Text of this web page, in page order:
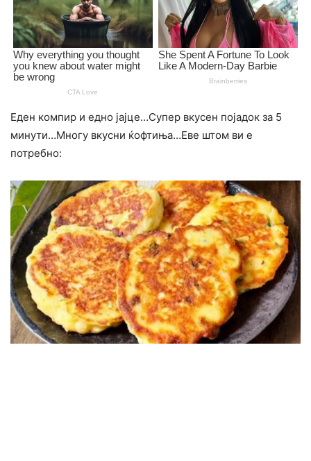
Еден компир и едно јајце…Супер вкусен појадок за 5
минути…Многу вкусни ќофтиња…Еве штом ви е
потребно: